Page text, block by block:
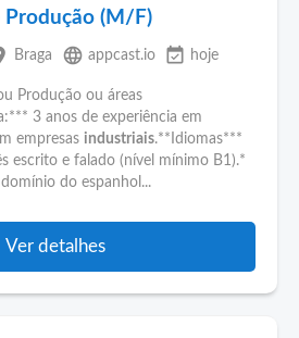
Produção (M/F)
Braga language appcast.io event_available hoje
Produção ou áreas
3 anos de experiência em
empresas industriais.**Idiomas***
escrito e falado (nível mínimo B1).*
do espanhol...
Ver detalhes